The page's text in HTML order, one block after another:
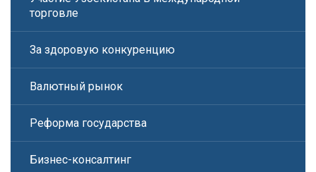
торговле
За здоровую конкуренцию
Валютный рынок
Реформа государства
Бизнес-консалтинг